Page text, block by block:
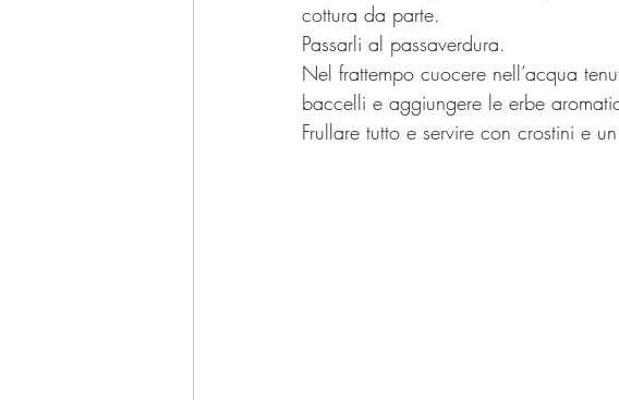
cottura da parte.
Passarli al passaverdura.
Nel frattempo cuocere nell’acqua
baccelli e aggiungere le erbe
Frullare tutto e servire con crostini e